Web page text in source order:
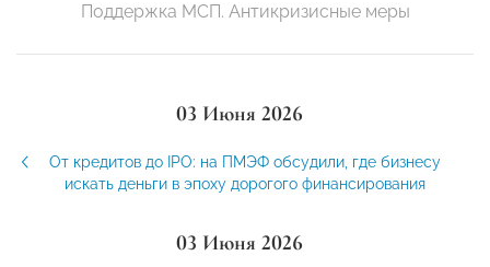
Поддержка МСП. Антикризисные меры
03 Июня 2026
От кредитов до IPO: на ПМЭФ обсудили, где бизнесу
искать деньги в эпоху дорогого финансирования
03 Июня 2026